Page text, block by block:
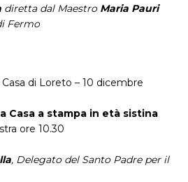
diretta dal MaestroMaria Pauri
Fermo
di Loreto – 10 dicembre
Casa a stampa in età sistina
ore 10.30
, Delegato del Santo Padre per il